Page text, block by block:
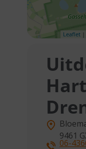
Leaflet
9461
06-